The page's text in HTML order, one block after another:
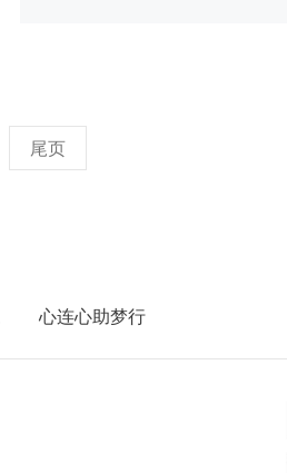
尾页
心连心助梦行